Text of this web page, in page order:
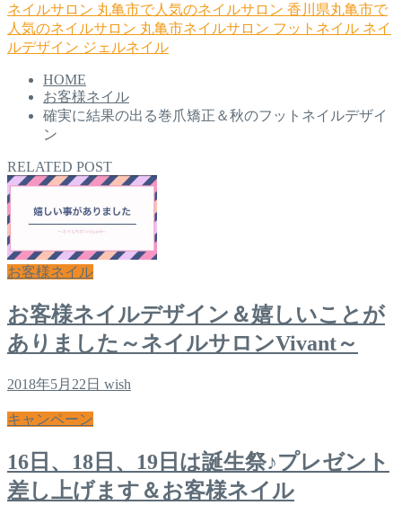
ネイルサロン 丸亀市で人気のネイルサロン 香川県丸亀市で
人気のネイルサロン 丸亀市ネイルサロン フットネイル ネイ
ルデザイン ジェルネイル
HOME
お客様ネイル
確実に結果の出る巻爪矯正＆秋のフットネイルデザイ
ン
RELATED POST
お客様ネイル
お客様ネイルデザイン＆嬉しいことが
ありました～ネイルサロンVivant～
2018年5月22日 wish
キャンペーン
16日、18日、19日は誕生祭♪プレゼント
差し上げます＆お客様ネイル